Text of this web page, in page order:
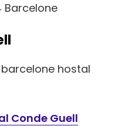
Barcelone
Conde Guell